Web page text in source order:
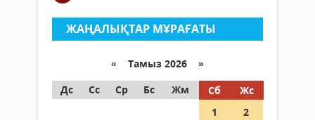
ЖАҢАЛЫҚТАР МҰРАҒАТЫ
« Тамыз 2026 »
Дс
Сс Ср Бс Жм Сб
Жс
1
2